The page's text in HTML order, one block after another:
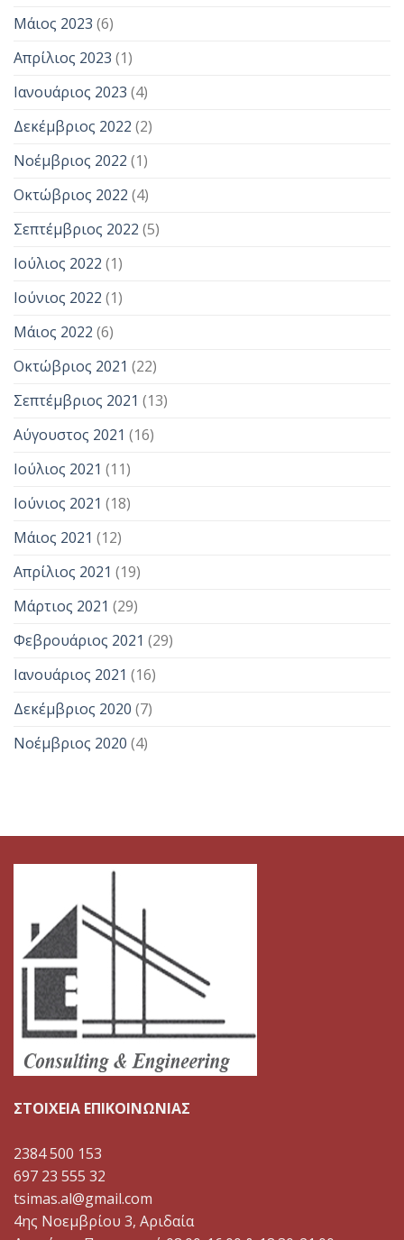
Μάιος 2023 (6)
Απρίλιος 2023 (1)
Ιανουάριος 2023 (4)
Δεκέμβριος 2022 (2)
Νοέμβριος 2022 (1)
Οκτώβριος 2022 (4)
Σεπτέμβριος 2022 (5)
Ιούλιος 2022 (1)
Ιούνιος 2022 (1)
Μάιος 2022 (6)
Οκτώβριος 2021 (22)
Σεπτέμβριος 2021 (13)
Αύγουστος 2021 (16)
Ιούλιος 2021 (11)
Ιούνιος 2021 (18)
Μάιος 2021 (12)
Απρίλιος 2021 (19)
Μάρτιος 2021 (29)
Φεβρουάριος 2021 (29)
Ιανουάριος 2021 (16)
Δεκέμβριος 2020 (7)
Νοέμβριος 2020 (4)
ΣΤΟΙΧΕΙΑ ΕΠΙΚΟΙΝΩΝΙΑΣ
2384 500 153
697 23 555 32
tsimas.al@gmail.com
4ης Νοεμβρίου 3, Αριδαία